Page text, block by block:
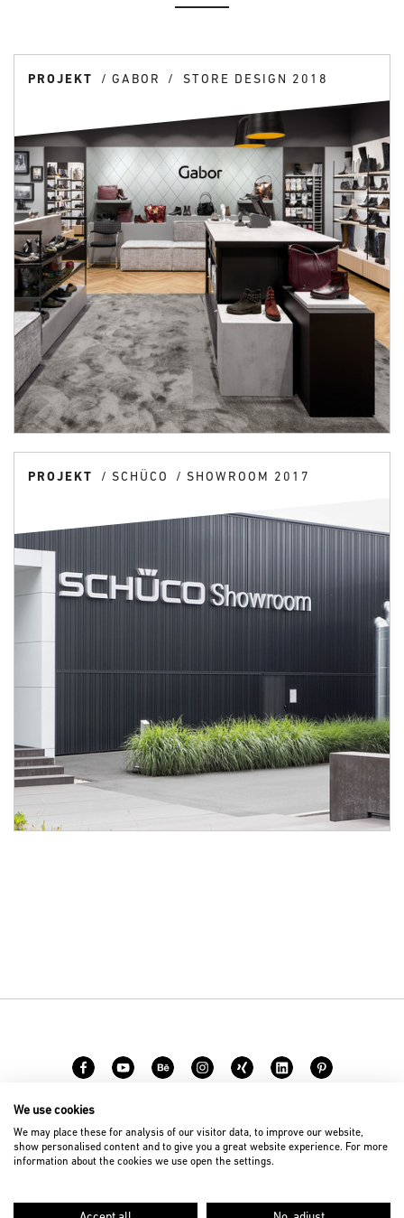
PROJEKT GABOR STORE DESIGN 2018
PROJEKT SCHÜCO SHOWROOM 2017
© 2026 D’art Design Gruppe GmbH
We use cookies
We may place these for analysis of our visitor data, to improve our website,
show personalised content and to give you a great website experience. For more
information about the cookies we use open the settings.